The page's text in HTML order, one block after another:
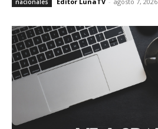
nacionales